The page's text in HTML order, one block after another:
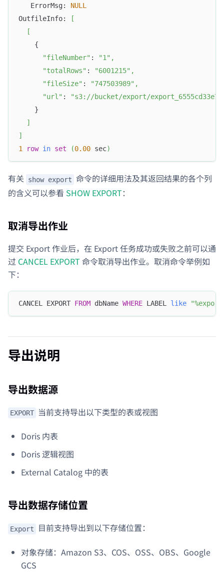
   ErrorMsg:
NULL
OutfileInfo:
[
[
    {
"fileNumber" : "1" ,
"totalRows" : "6001215" ,
"fileSize" : "747503989" ,
"url" :
"s3://bucket/export/
    }
]
]
1
row in set (0.00 sec)
有关 show export 命令的详细用法及其返回结果的各个列
的含义可以参看 SHOW EXPORT：
取消导出作业
提交 Export 作业后，在 Export 任务成功或失败之前可以通
过 CANCEL EXPORT 命令取消导出作业。取消命令举例如
下：
CANCEL EXPORT FROM dbName WHERE LABEL like
导出说明
导出数据源
EXPORT 当前支持导出以下类型的表或视图
Doris 内表
Doris 逻辑视图
External Catalog 中的表
导出数据存储位置
Export 目前支持导出到以下存储位置：
对象存储：Amazon S3、COS、OSS、OBS、Google
GCS